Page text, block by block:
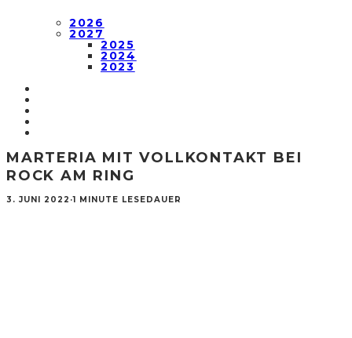
2026
2027
2025
2024
2023
MARTERIA MIT VOLLKONTAKT BEI
ROCK AM RING
3. JUNI 2022 ·1 MINUTE LESEDAUER